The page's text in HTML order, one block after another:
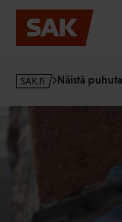
Hyppää
sisältöön
s
Näistä